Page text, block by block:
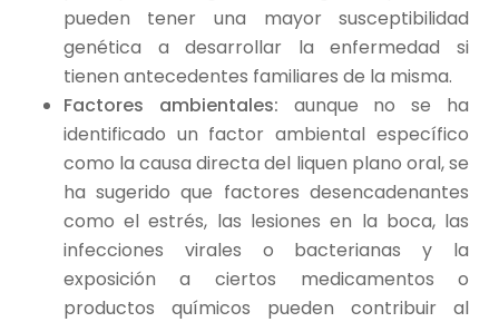
pueden tener una mayor susceptibilidad
genética a desarrollar la enfermedad si
tienen antecedentes familiares de la misma.
Factores ambientales: aunque no se ha
identificado un factor ambiental específico
como la causa directa del liquen plano oral, se
ha sugerido que factores desencadenantes
como el estrés, las lesiones en la boca, las
infecciones virales o bacterianas y la
exposición a ciertos medicamentos o
productos químicos pueden contribuir al